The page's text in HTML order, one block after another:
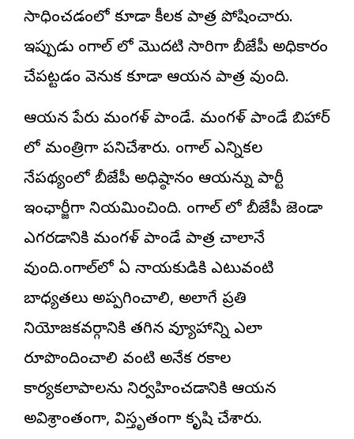
సాధించడంలో కూడా కీలక పాత్ర పోషించారు.
ఇప్పుడు బెంగాల్ లో మొదటి సారిగా బీజేపీ అధికారం
చేపట్టడం వెనుక కూడా ఆయన పాత్ర వుంది.
ఆయన పేరు మంగళ్ పాండే. మంగళ్ పాండే బిహార్
లో మంత్రిగా పనిచేశారు. బెంగాల్ ఎన్నికల
నేపథ్యంలో బీజేపీ అధిష్ఠానం ఆయన్ను పార్టీ
ఇంఛార్జీగా నియమించింది. బెంగాల్ లో బీజేపీ జెండా
ఎగరడానికి మంగళ్ పాండే పాత్ర చాలానే
వుంది.బెంగాల్‌లో ఏ నాయకుడికి ఎటువంటి
బాధ్యతలు అప్పగించాలి, అలాగే ప్రతి
నియోజకవర్గానికి తగిన వ్యూహాన్ని ఎలా
రూపొందించాలి వంటి అనేక రకాల
కార్యకలాపాలను నిర్వహించడానికి ఆయన
అవిశ్రాంతంగా, విస్తృతంగా కృషి చేశారు.